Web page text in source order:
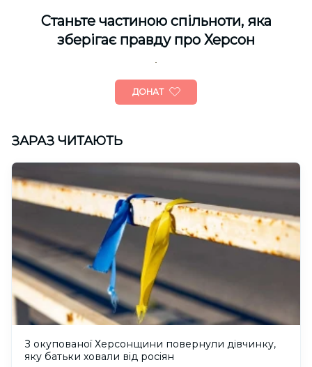
Cтаньте частиною спільноти, яка
зберігає правду про Херсон
ДОНАТ
ЗАРАЗ ЧИТАЮТЬ
З окупованої Херсонщини повернули дівчинку,
яку батьки ховали від росіян